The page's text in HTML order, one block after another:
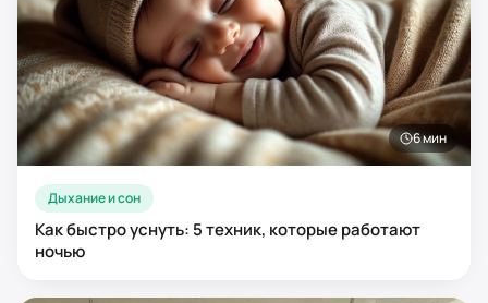
6мин
Дыхание и сон
Как быстро уснуть: 5 техник, которые работают
ночью